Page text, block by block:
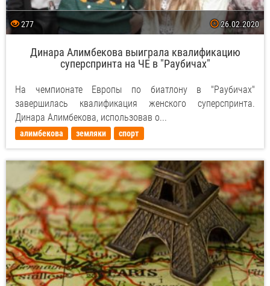
277 26.02.2020
Динара Алимбекова выиграла квалификацию
суперспринта на ЧЕ в "Раубичах"
На чемпионате Европы по биатлону в "Раубичах"
завершилась квалификация женского суперспринта.
Динара Алимбекова, использовав о...
алимбекова земляки спорт